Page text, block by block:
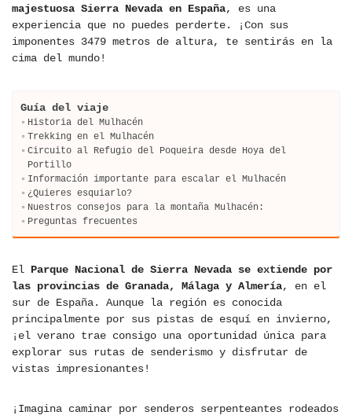
majestuosa Sierra Nevada en España, es una
experiencia que no puedes perderte. ¡Con sus
imponentes 3479 metros de altura, te sentirás en la
cima del mundo!
Guía del viaje
Historia del Mulhacén
Trekking en el Mulhacén
Circuito al Refugio del Poqueira desde Hoya del
Portillo
Información importante para escalar el Mulhacén
¿Quieres esquiarlo?
Nuestros consejos para la montaña Mulhacén:
Preguntas frecuentes
El Parque Nacional de Sierra Nevada se extiende por
las provincias de Granada, Málaga y Almería, en el
sur de España. Aunque la región es conocida
principalmente por sus pistas de esquí en invierno,
¡el verano trae consigo una oportunidad única para
explorar sus rutas de senderismo y disfrutar de
vistas impresionantes!
¡Imagina caminar por senderos serpenteantes rodeados